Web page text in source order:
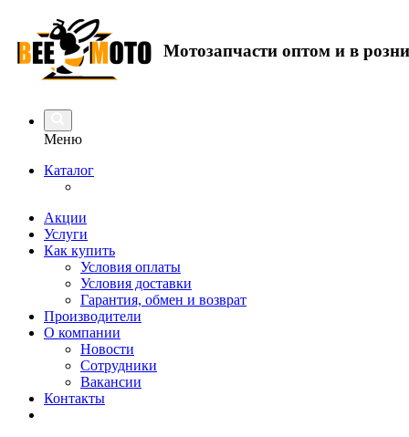
Мотозапчасти оптом и в
Меню
Каталог
Акции
Услуги
Как купить
Условия оплаты
Условия доставки
Гарантия, обмен и возврат
Производители
О компании
Новости
Сотрудники
Вакансии
Контакты